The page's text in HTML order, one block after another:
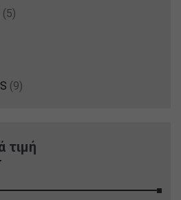
(5)
(9)
τιμή